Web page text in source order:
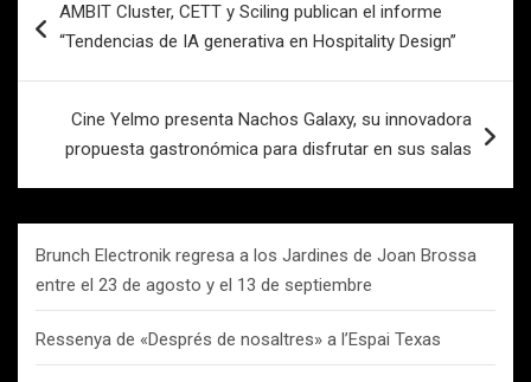
de
AMBIT Cluster, CETT y Sciling publican el informe
“Tendencias de IA generativa en Hospitality Design”
Cine Yelmo presenta Nachos Galaxy, su innovadora
propuesta gastronómica para disfrutar en sus salas
Brunch Electronik regresa a los Jardines de Joan Brossa
entre el 23 de agosto y el 13 de septiembre
Ressenya de «Després de nosaltres» a l’Espai Texas